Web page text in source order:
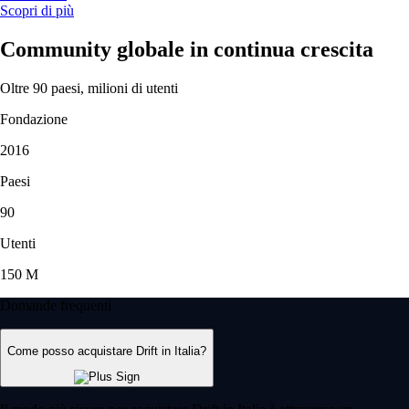
Scopri di più
Community globale in continua crescita
Oltre 90 paesi, milioni di utenti
Fondazione
2016
Paesi
90
Utenti
150 M
Domande frequenti
Come posso acquistare Drift in Italia?